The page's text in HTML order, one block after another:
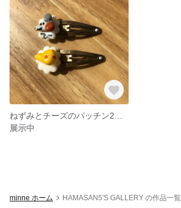
展示中
minne ホーム HAMASAN5'S GALLERY の作品一覧